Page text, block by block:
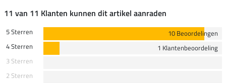
11 van 11 Klanten kunnen dit artikel aanraden
5 Sterren
10 Beoordelingen
4 Sterren
1 Klantenbeoordeling
3 Sterren
2 Sterren